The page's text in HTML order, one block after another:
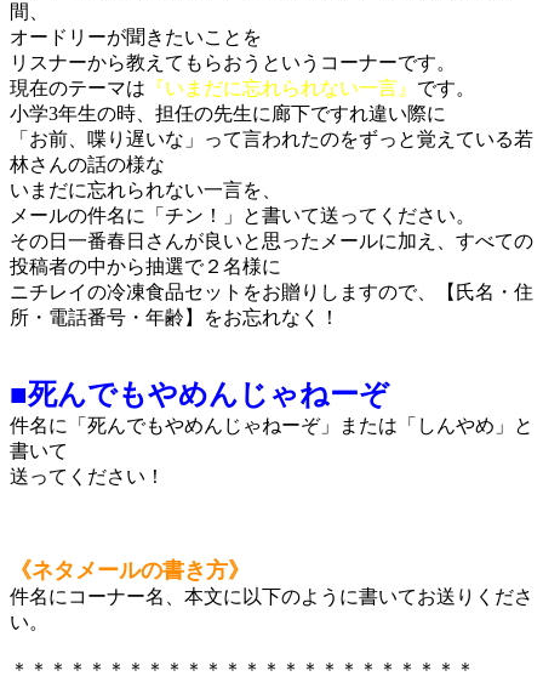
間、
オードリーが聞きたいことを
リスナーから教えてもらおうというコーナーです。
現在のテーマは 『いまだに忘れられない一言』 です。
小学3年生の時、担任の先生に廊下ですれ違い際に
「お前、喋り遅いな」って言われたのをずっと覚えている若
林さんの話の様な
いまだに忘れられない一言を、
メールの件名に「チン！」と書いて送ってください。
その日一番春日さんが良いと思ったメールに加え、すべての
投稿者の中から抽選で２名様に
ニチレイの冷凍食品セットをお贈りしますので、【氏名・住
所・電話番号・年齢】をお忘れなく！
■死んでもやめんじゃねーぞ
件名に「死んでもやめんじゃねーぞ」または「しんやめ」と
書いて
送ってください！
《ネタメールの書き方》
件名にコーナー名、本文に以下のように書いてお送りくださ
い。
＊＊＊＊＊＊＊＊＊＊＊＊＊＊＊＊＊＊＊＊＊＊＊＊